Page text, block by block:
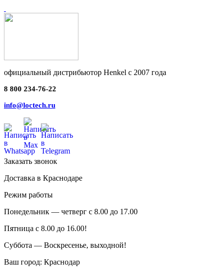
официальный дистрибьютор Henkel с 2007 года
8 800 234-76-22
info@loctech.ru
Заказать звонок
Доставка в Краснодаре
Режим работы
Понедельник — четверг с 8.00 до 17.00
Пятница с 8.00 до 16.00!
Суббота — Воскресенье, выходной!
Ваш город: Краснодар